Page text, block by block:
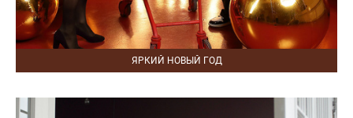
ЯРКИЙ НОВЫЙ ГОД